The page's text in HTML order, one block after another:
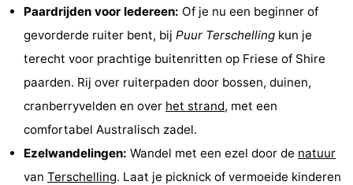
Bezienswaardigheden
Musea
Monumenten
Paardrijden voor Iedereen: Of je nu een beginner of
gevorderde ruiter bent, bij Puur Terschelling kun je
terecht voor prachtige buitenritten op Friese of Shire
paarden. Rij over ruiterpaden door bossen, duinen,
cranberryvelden en over het strand, met een
comfortabel Australisch zadel.
Ezelwandelingen: Wandel met een ezel door de natuur
van Terschelling. Laat je picknick of vermoeide kinderen